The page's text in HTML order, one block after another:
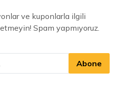
ve kuponlarla ilgili
Spam yapmıyoruz.
Abone